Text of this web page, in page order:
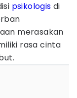
psikologis di
merasakan
rasa cinta